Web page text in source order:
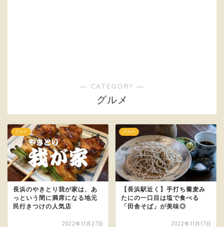
― CATEGORY ―
グルメ
グルメ
長浜のやきとり我が家は、あ
っという間に満席になる地元
民行きつけの人気店
2022年11月27日
グルメ
【長浜駅近く】手打ち蕎麦み
たにの一口目は塩で食べる
「田舎そば」が美味◎
2022年11月17日